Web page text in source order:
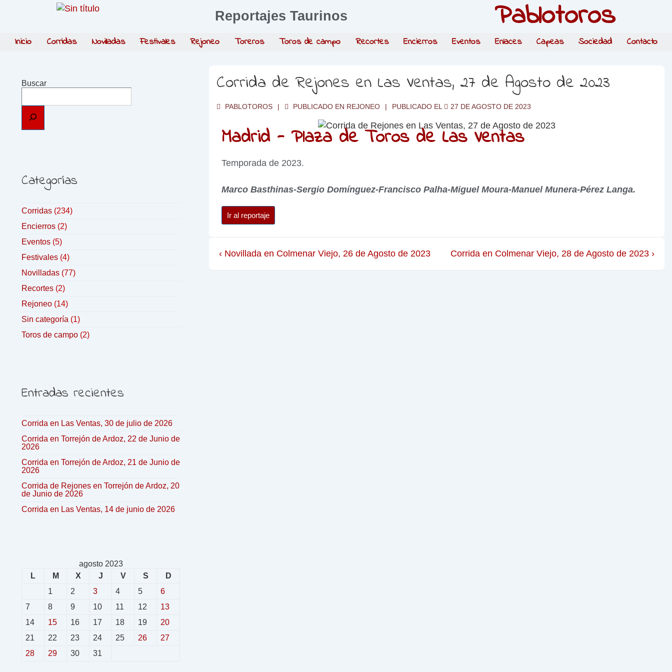
Reportajes Taurinos Pablotoros
Inicio Corridas Novilladas Festivales Rejoneo Toreros Toros de campo Recortes Encierros Eventos Enlaces Capeas Sociedad Contacto
Corrida de Rejones en Las Ventas, 27 de Agosto de 2023
PABLOTOROS PUBLICADO EN REJONEO PUBLICADO EL 27 DE AGOSTO DE 2023
Madrid - Plaza de Toros de Las Ventas
Temporada de 2023.
Marco Basthinas-Sergio Domínguez-Francisco Palha-Miguel Moura-Manuel Munera-Pérez Langa.
Ir al reportaje
‹ Novillada en Colmenar Viejo, 26 de Agosto de 2023 Corrida en Colmenar Viejo, 28 de Agosto de 2023 ›
Buscar
Categorías
Corridas (234)
Encierros (2)
Eventos (5)
Festivales (4)
Novilladas (77)
Recortes (2)
Rejoneo (14)
Sin categoría (1)
Toros de campo (2)
Entradas recientes
Corrida en Las Ventas, 30 de julio de 2026
Corrida en Torrejón de Ardoz, 22 de Junio de
2026
Corrida en Torrejón de Ardoz, 21 de Junio de
2026
Corrida de Rejones en Torrejón de Ardoz, 20
de Junio de 2026
Corrida en Las Ventas, 14 de junio de 2026
agosto 2023
L
M X J V S
D
1
2 3 4 5
6
7
8 9 10 11 12
13
14
15 16 17 18 19
20
21
22 23 24 25 26
27
28
29 30 31